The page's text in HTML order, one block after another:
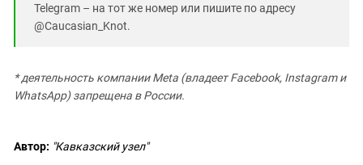
Telegram – на тот же номер или пишите по адресу
@Caucasian_Knot.
* деятельность компании Meta (владеет Facebook, Instagram и
WhatsApp) запрещена в России.
Автор: "Кавказский узел"